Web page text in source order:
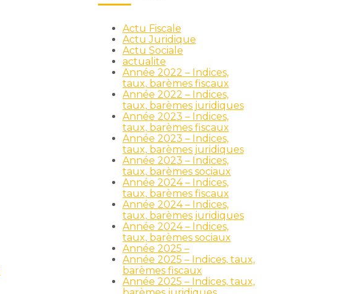
Actu Fiscale
Actu Juridique
Actu Sociale
actualite
Année 2022 – Indices,
taux, barèmes fiscaux
Année 2022 – Indices,
taux, barèmes juridiques
Année 2023 – Indices,
taux, barèmes fiscaux
Année 2023 – Indices,
taux, barèmes juridiques
Année 2023 – Indices,
taux, barèmes sociaux
Année 2024 – Indices,
taux, barèmes fiscaux
Année 2024 – Indices,
taux, barèmes juridiques
Année 2024 – Indices,
taux, barèmes sociaux
Année 2025 –
Année 2025 – Indices, taux,
barèmes fiscaux
Année 2025 – Indices, taux,